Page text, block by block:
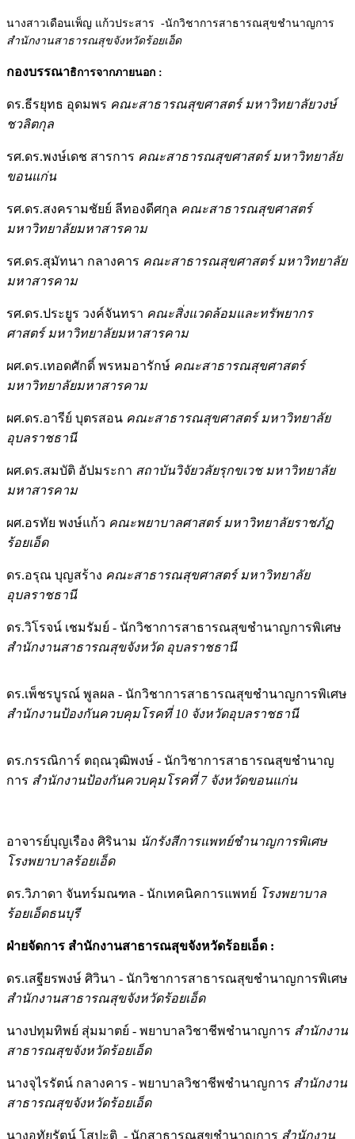
นางสาวเดือนเพ็ญ แก้วประสาร -นักวิชาการสาธารณสุขชำนาญการ
สำนักงานสาธารณสุขจังหวัดร้อยเอ็ด
กองบรรณาธิการจากภายนอก :
ดร.ธีรยุทธ อุดมพร คณะสาธารณสุขศาสตร์ มหาวิทยาลัยวงษ์
ชวลิตกุล
รศ.ดร.พงษ์เดช สารการ คณะสาธารณสุขศาสตร์ มหาวิทยาลัย
ขอนแก่น
รศ.ดร.สงครามชัยย์ ลีทองดีศกุล คณะสาธารณสุขศาสตร์
มหาวิทยาลัยมหาสารคาม
รศ.ดร.สุมัทนา กลางคาร คณะสาธารณสุขศาสตร์ มหาวิทยาลัย
มหาสารคาม
รศ.ดร.ประยูร วงค์จันทรา คณะสิ่งแวดล้อมและทรัพยากร
ศาสตร์ มหาวิทยาลัยมหาสารคาม
ผศ.ดร.เทอดศักดิ์ พรหมอารักษ์ คณะสาธารณสุขศาสตร์
มหาวิทยาลัยมหาสารคาม
ผศ.ดร.อารีย์ บุตรสอน คณะสาธารณสุขศาสตร์ มหาวิทยาลัย
อุบลราชธานี
ผศ.ดร.สมบัติ อัปมระกา สถาบันวิจัยวลัยรุกขเวช มหาวิทยาลัย
มหาสารคาม
ผศ.อรทัย พงษ์แก้ว คณะพยาบาลศาสตร์ มหาวิทยาลัยราชภัฏ
ร้อยเอ็ด
ดร.อรุณ บุญสร้าง คณะสาธารณสุขศาสตร์ มหาวิทยาลัย
อุบลราชธานี
ดร.วิโรจน์ เชมรัมย์ - นักวิชาการสาธารณสุขชำนาญการพิเศษ
สำนักงานสาธารณสุขจังหวัด อุบลราชธานี
ดร.เพ็ชรบูรณ์ พูลผล - นักวิชาการสาธารณสุขชำนาญการพิเศษ
สำนักงานป้องกันควบคุมโรคที่ 10 จังหวัดอุบลราชธานี
ดร.กรรณิการ์ ตฤณวุฒิพงษ์ - นักวิชาการสาธารณสุขชำนาญ
การ สำนักงานป้องกันควบคุมโรคที่ 7 จังหวัดขอนแก่น
อาจารย์บุญเรือง ศิรินาม นักรังสีการแพทย์ชำนาญการพิเศษ
โรงพยาบาลร้อยเอ็ด
ดร.วิภาดา จันทร์มณฑล - นักเทคนิคการแพทย์ โรงพยาบาล
ร้อยเอ็ดธนบุรี
ฝ่ายจัดการ สำนักงานสาธารณสุขจังหวัดร้อยเอ็ด :
ดร.เสฐียรพงษ์ ศิวินา - นักวิชาการสาธารณสุขชำนาญการพิเศษ
สำนักงานสาธารณสุขจังหวัดร้อยเอ็ด
นางปทุมทิพย์ สุ่มมาตย์ - พยาบาลวิชาชีพชำนาญการ สำนักงาน
สาธารณสุขจังหวัดร้อยเอ็ด
นางจุไรรัตน์ กลางคาร - พยาบาลวิชาชีพชำนาญการ สำนักงาน
สาธารณสุขจังหวัดร้อยเอ็ด
นางอุทัยรัตน์ โสปะติ - นักสาธารณสุขชำนาญการ สำนักงาน